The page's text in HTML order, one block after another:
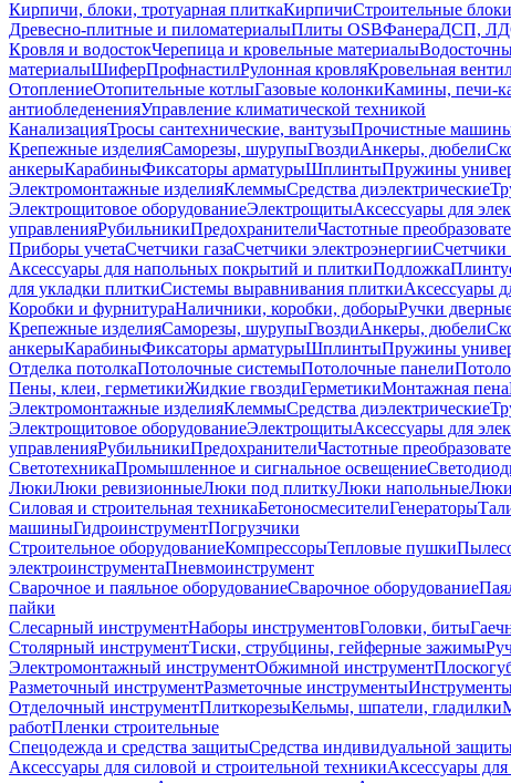
Кирпичи, блоки, тротуарная плиткаКирпичиСтроительные блоки
Древесно-плитные и пиломатериалыПлиты OSBФанераДСП,
Кровля и водостокЧерепица и кровельные материалы
материалыШиферПрофнастилРулонная кровляКровельная
ОтоплениеОтопительные котлыГазовые колонкиКамины, печи-
антиобледененияУправление климатической техникой
КанализацияТросы сантехнические, вантузыПрочистные
Крепежные изделияСаморезы, шурупыГвоздиАнкеры, дюбели
анкерыКарабиныФиксаторы арматурыШплинтыПружины
Электромонтажные изделияКлеммыСредства диэлектрические
Электрощитовое оборудованиеЭлектрощитыАксессуары для
управленияРубильникиПредохранителиЧастотные
Приборы учетаСчетчики газаСчетчики электроэнергии
Аксессуары для напольных покрытий и плиткиПодложка
для укладки плиткиСистемы выравнивания плиткиАксессуары
Коробки и фурнитураНаличники, коробки, доборыРучки
Крепежные изделияСаморезы, шурупыГвоздиАнкеры, дюбели
анкерыКарабиныФиксаторы арматурыШплинтыПружины
Отделка потолкаПотолочные системыПотолочные панели
Пены, клеи, герметикиЖидкие гвоздиГерметикиМонтажная пена
Электромонтажные изделияКлеммыСредства диэлектрические
Электрощитовое оборудованиеЭлектрощитыАксессуары для
управленияРубильникиПредохранителиЧастотные
СветотехникаПромышленное и сигнальное освещение
ЛюкиЛюки ревизионныеЛюки под плиткуЛюки напольныеЛюки
Силовая и строительная техникаБетоносмесителиГенераторы
машиныГидроинструментПогрузчики
Строительное оборудованиеКомпрессорыТепловые пушки
электроинструментаПневмоинструмент
Сварочное и паяльное оборудованиеСварочное оборудование
пайки
Слесарный инструментНаборы инструментовГоловки, биты
Столярный инструментТиски, струбцины, гейферные зажимы
Электромонтажный инструментОбжимной инструмент
Разметочный инструментРазметочные инструменты
Отделочный инструментПлиткорезыКельмы, шпатели, гладилки
работПленки строительные
Спецодежда и средства защитыСредства индивидуальной
Аксессуары для силовой и строительной техникиАксессуары для